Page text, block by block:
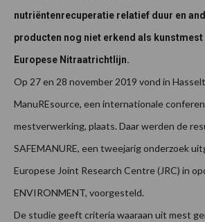
nutriëntenrecuperatie relatief duur en
producten nog niet erkend als
Europese Nitraatrichtlijn.
Op 27 en 28 november 2019 vond in
ManuREsource, een internationale
mestverwerking, plaats. Daar werden de
SAFEMANURE, een tweejarig onderzoek
Europese Joint Research Centre (JRC) in
ENVIRONMENT, voorgesteld.
De studie geeft criteria waaraan uit mest